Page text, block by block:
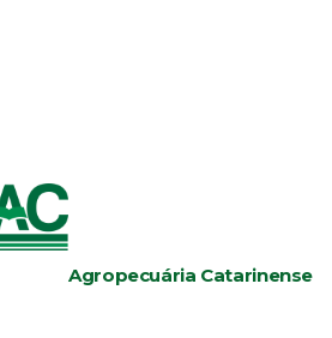
Agropecuária Catarinense